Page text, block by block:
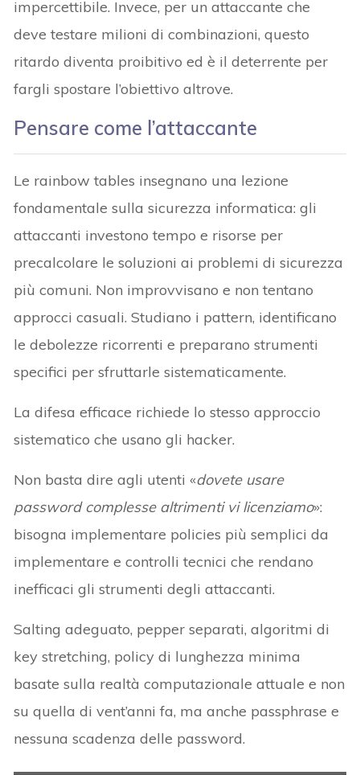
impercettibile. Invece, per un attaccante che
deve testare milioni di combinazioni, questo
ritardo diventa proibitivo ed è il deterrente per
fargli spostare l’obiettivo altrove.
Pensare come l’attaccante
Le rainbow tables insegnano una lezione
fondamentale sulla sicurezza informatica: gli
attaccanti investono tempo e risorse per
precalcolare le soluzioni ai problemi di sicurezza
più comuni. Non improvvisano e non tentano
approcci casuali. Studiano i pattern, identificano
le debolezze ricorrenti e preparano strumenti
specifici per sfruttarle sistematicamente.
La difesa efficace richiede lo stesso approccio
sistematico che usano gli hacker.
Non basta dire agli utenti «dovete usare
password complesse altrimenti vi licenziamo»:
bisogna implementare policies più semplici da
implementare e controlli tecnici che rendano
inefficaci gli strumenti degli attaccanti.
Salting adeguato, pepper separati, algoritmi di
key stretching, policy di lunghezza minima
basate sulla realtà computazionale attuale e non
su quella di vent’anni fa, ma anche passphrase e
nessuna scadenza delle password.